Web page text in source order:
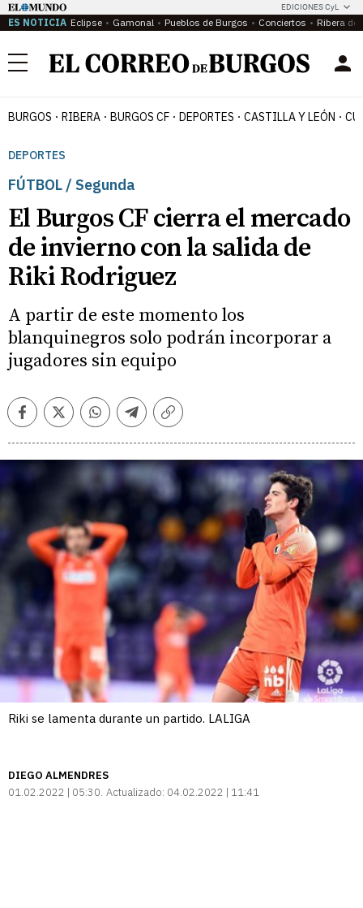
EDICIONES CyL
ES NOTICIA Eclipse Gamonal Pueblos de Burgos Conciertos Ribera del
Menú
BURGOS RIBERA BURGOS CF DEPORTES CASTILLA Y LEÓN
DEPORTES
FÚTBOL / Segunda
El Burgos CF cierra el mercado
de invierno con la salida de
Riki Rodriguez
A partir de este momento los
blanquinegros solo podrán incorporar a
jugadores sin equipo
FacebookTwitterWhatsappTelegramCopiar
Riki se lamenta durante un partido. LALIGA
DIEGO ALMENDRES
01.02.2022 | 05:30 Actualizado: 04.02.2022 | 11:41